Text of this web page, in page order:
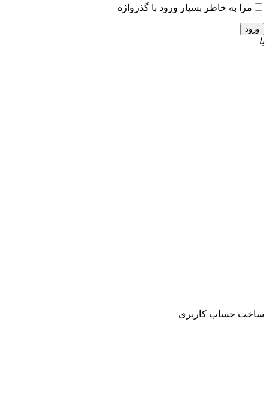
مرا به خاطر بسپار ورود با گذرواژه
یا
ساخت حساب کاربری